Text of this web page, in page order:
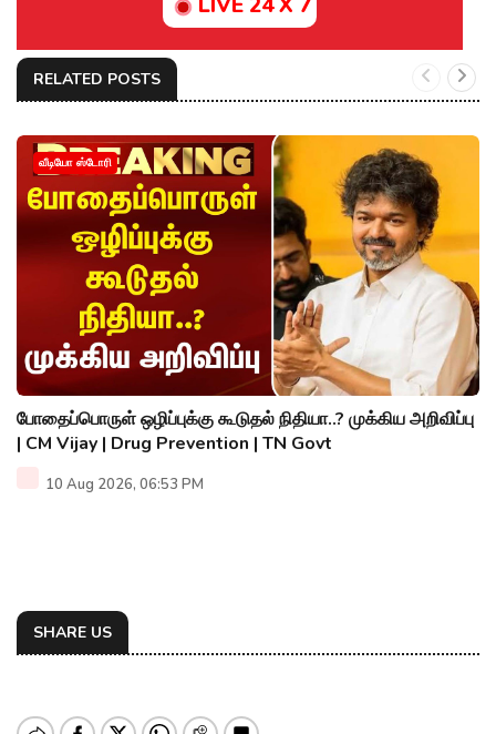
RELATED POSTS
வீடியோ ஸ்டோரி
போதைப்பொருள் ஒழிப்புக்கு கூடுதல் நிதியா..? முக்கிய அறிவிப்பு
| CM Vijay | Drug Prevention | TN Govt
10 Aug 2026, 06:53 PM
SHARE US